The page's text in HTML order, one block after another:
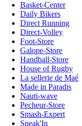
Basket-Center
Daily Bikers
Direct Running
Direct-Volley
Foot-Store
Galope-Store
Handball-Store
House of Rugby
La sellerie de Maé
Made in Paradis
Nauti-wave
Pecheur-Store
Smash-Expert
Sneak'In